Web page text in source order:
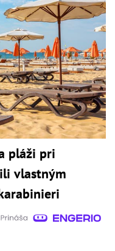
pláži pri
vlastným